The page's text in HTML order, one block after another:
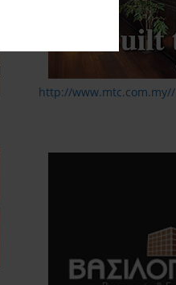
http://www.mtc.com.my//